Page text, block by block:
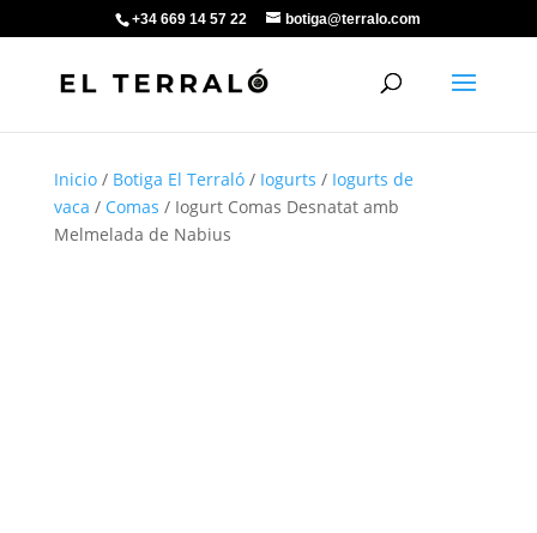
+34 669 14 57 22 botiga@terralo.com
Inicio/ Botiga El Terraló/ Iogurts / Iogurts de
vaca / Comas / Iogurt Comas Desnatat amb
Melmelada de Nabius